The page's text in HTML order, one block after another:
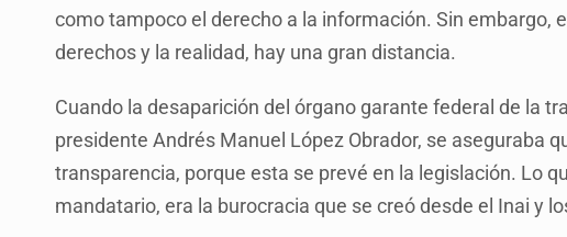
como tampoco el derecho a la información. Sin embargo,
derechos y la realidad, hay una gran distancia.
Cuando la desaparición del órgano garante federal de la
presidente Andrés Manuel López Obrador, se aseguraba
transparencia, porque esta se prevé en la legislación. Lo
mandatario, era la burocracia que se creó desde el Inai y